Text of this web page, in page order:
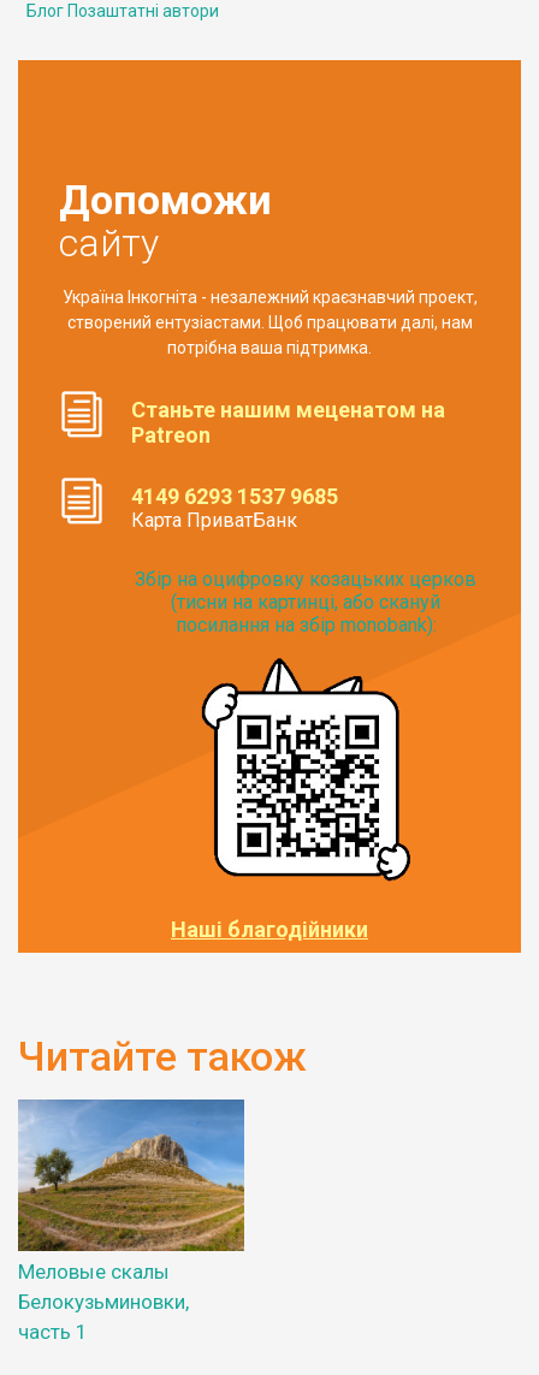
Блог Позаштатні автори
Допоможи
сайту
Україна Інкогніта - незалежний краєзнавчий проект,
створений ентузіастами. Щоб працювати далі, нам
потрібна ваша підтримка.
Станьте нашим меценатом на
Patreon
4149 6293 1537 9685
Карта ПриватБанк
Збір на оцифровку козацьких церков
(тисни на картинці, або скануй
посилання на збір monobank):
Наші благодійники
Читайте також
Меловые скалы
Белокузьминовки,
часть 1